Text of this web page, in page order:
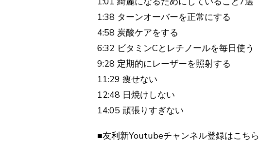
1:38 ターンオーバーを正常にする
4:58 炭酸ケアをする
6:32 ビタミンCとレチノールを毎日使う
9:28 定期的にレーザーを照射する
11:29 痩せない
12:48 日焼けしない
14:05 頑張りすぎない
■友利新Youtubeチャンネル登録はこちら